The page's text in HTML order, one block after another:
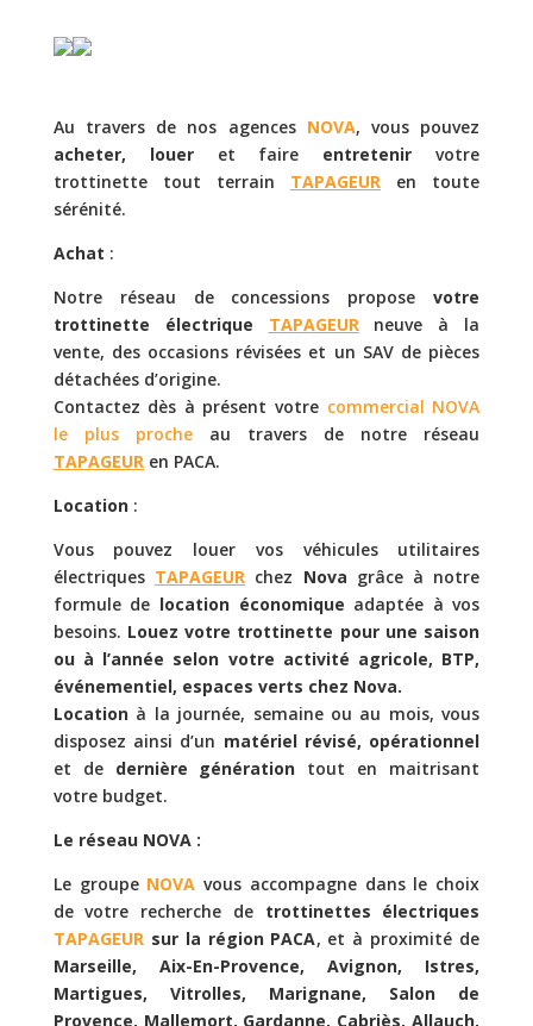
Au travers de nos agences NOVA, vous pouvez
acheter, loueret faire entretenir votre
trottinette tout terrain TAPAGEUR en toute
sérénité.
Achat :
Notre réseau de concessions proposevotre
trottinette électrique TAPAGEURneuve à la
vente, des occasions révisées et un SAV de pièces
détachées d’origine.
Contactez dès à présent votre commercial NOVA
le plus procheau travers de notre réseau
TAPAGEURen PACA.
Location:
Vous pouvez louer vos véhicules utilitaires
électriques TAPAGEUR chez Nova grâce à notre
formule de location économique adaptée à vos
besoins. Louez votre trottinette pour une saison
ou à l’année selon votre activité agricole, BTP,
événementiel, espaces verts chez Nova.
Location à la journée, semaine ou au mois, vous
disposez ainsi d’un matériel révisé, opérationnel
et de dernière génération tout en maitrisant
votre budget.
Le réseau NOVA :
Le groupe NOVAvous accompagne dans le choix
de votre recherche de trottinettes électriques
TAPAGEURsur la région PACA, et à proximité de
Marseille, Aix-En-Provence, Avignon, Istres,
Martigues, Vitrolles, Marignane, Salon de
Provence, Mallemort, Gardanne, Cabriès, Allauch,